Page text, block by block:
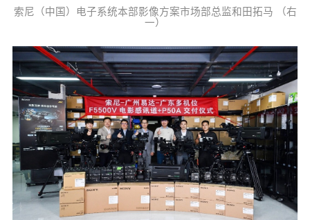
索尼（中国）电子系统本部影像方案市场部总监和田拓马 （右
一）